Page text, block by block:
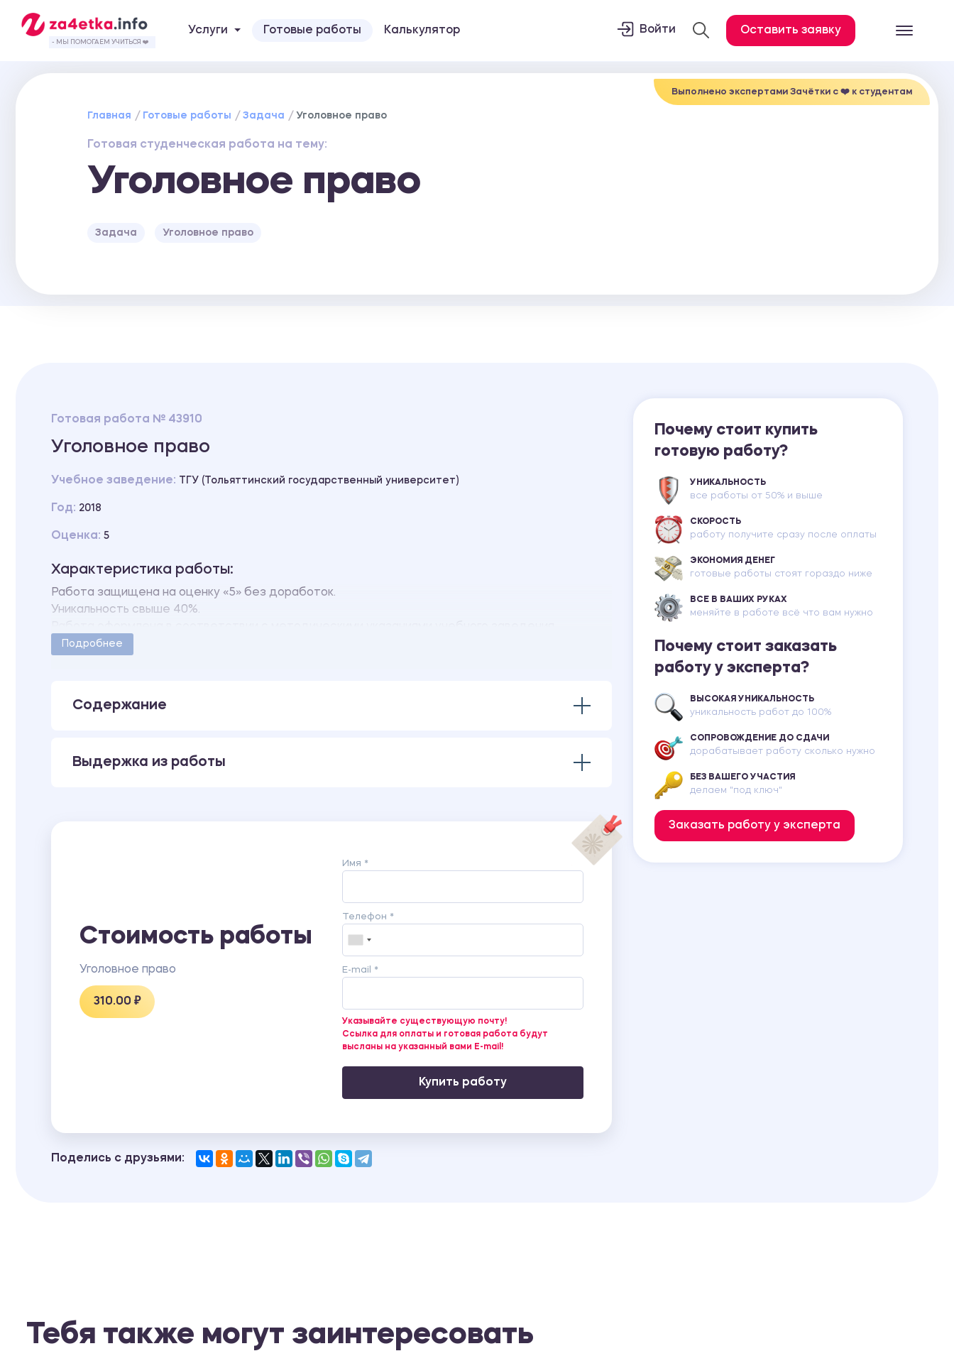
Все услуги
- МЫ ПОМОГАЕМ УЧИТЬСЯ ❤️
Услуги Готовые работы Калькулятор Войти Оставить заявку
Выполнено экспертами Зачётки c ❤️ к студентам
Главная Готовые работы Задача Уголовное право
Готовая студенческая работа на тему:
Уголовное право
Задача Уголовное право
Готовая работа № 43910
Уголовное право
Учебное заведение: ТГУ (Тольяттинский государственный университет)
Год: 2018
Оценка: 5
Характеристика работы:
Работа защищена на оценку «5» без доработок.
Уникальность свыше 40%.
Количество страниц - 9.
Подробнее
Содержание
Выдержка из работы
Стоимость работы
Уголовное право
310.00 ₽
Имя *
Телефон *
E-mail *
Указывайте существующую почту!
Ссылка для оплаты и готовая работа будут
высланы на указанный вами E-mail!
Купить работу
Почему стоит купить
готовую работу?
УНИКАЛЬНОСТЬ
все работы от 50% и выше
СКОРОСТЬ
работу получите сразу после оплаты
ЭКОНОМИЯ ДЕНЕГ
готовые работы стоят гораздо ниже
ВСЕ В ВАШИХ РУКАХ
меняйте в работе всё что вам нужно
Почему стоит заказать
работу у эксперта?
ВЫСОКАЯ УНИКАЛЬНОСТЬ
уникальность работ до 100%
СОПРОВОЖДЕНИЕ ДО СДАЧИ
дорабатывает работу сколько нужно
БЕЗ ВАШЕГО УЧАСТИЯ
делаем "под ключ"
Заказать работу у эксперта
Поделись с друзьями:
Тебя также могут заинтересовать